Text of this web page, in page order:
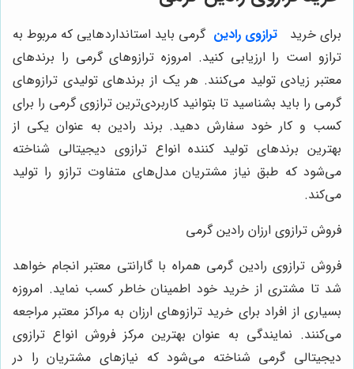
برای خرید ترازوی رادین گرمی باید استانداردهایی که مربوط به
ترازو است را ارزیابی کنید. امروزه ترازوهای گرمی را برندهای
معتبر زیادی تولید می‌کنند. هر یک از برندهای تولیدی ترازوهای
گرمی را باید بشناسید تا بتوانید کاربردی‌ترین ترازوی گرمی را برای
کسب و کار خود سفارش دهید. برند رادین به عنوان یکی از
بهترین برندهای تولید کننده انواع ترازوی دیجیتالی شناخته
می‌شود که طبق نیاز مشتریان مدل‌های متفاوت ترازو را تولید
می‌کند.
فروش ترازوی ارزان رادین گرمی
فروش ترازوی رادین گرمی همراه با گارانتی معتبر انجام خواهد
شد تا مشتری از خرید خود اطمینان خاطر کسب نماید. امروزه
بسیاری از افراد برای خرید ترازوهای ارزان به مراکز معتبر مراجعه
می‌کنند. نمایندگی به عنوان بهترین مرکز فروش انواع ترازوی
دیجیتالی گرمی شناخته می‌شود که نیازهای مشتریان را در